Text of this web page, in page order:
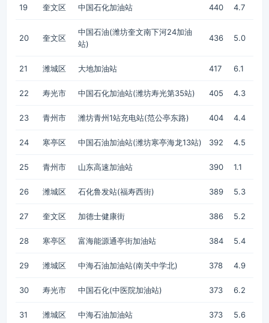
19 奎文区 中国石化加油站 440 4.7
20 奎文区
中国石油(潍坊奎文南下河24加油
站)
436 5.0
21 潍城区 大地加油站 417 6.1
22 寿光市 中国石化加油站(潍坊寿光第35站) 405 4.3
23 青州市 潍坊青州1站充电站(范公亭东路) 404 4.4
24 寒亭区 中国石油加油站(潍坊寒亭海龙13站) 392 4.5
25 青州市 山东高速加油站 390 1.1
26 潍城区 石化鲁发站(福寿西街) 389 5.3
27 奎文区 加德士健康街 386 5.2
28 寒亭区 富海能源通亭街加油站 384 5.4
29 潍城区 中海石油加油站(南关中学北) 378 4.9
30 寿光市 中国石化(中医院加油站) 373 6.2
31 潍城区 中海石油加油站 373 5.6